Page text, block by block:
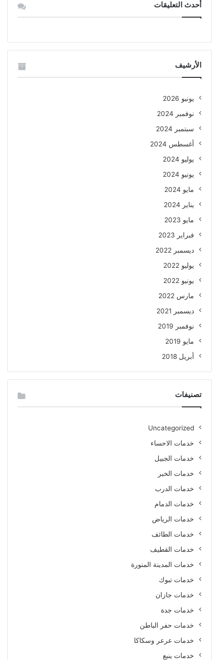
أحدث التعليقات
الأرشيف
يونيو 2026
نوفمبر 2024
سبتمبر 2024
أغسطس 2024
يوليو 2024
يونيو 2024
مايو 2024
يناير 2024
مايو 2023
فبراير 2023
ديسمبر 2022
يوليو 2022
يونيو 2022
مارس 2022
ديسمبر 2021
نوفمبر 2019
مايو 2019
أبريل 2018
تصنيفات
Uncategorized
خدمات الاحساء
خدمات الجبيل
خدمات الخبر
خدمات الدرب
خدمات الدمام
خدمات الرياض
خدمات الطائف
خدمات القطيف
خدمات المدينة المنورة
خدمات تبوك
خدمات جازان
خدمات جدة
خدمات حفر الباطن
خدمات عرعر وسكاكا
خدمات ينبع